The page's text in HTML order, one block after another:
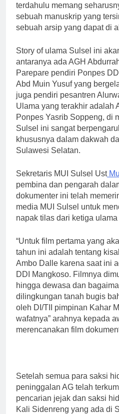
terdahulu memang
sebuah manuskrip yang
sebuah arsip yang dapat di
Story of ulama Sulsel ini
antaranya ada AGH
Parepare pendiri Ponpes
Abd Muin Yusuf yang
juga pendiri pesantren
Ulama yang terakhir adalah
Ponpes Yasrib Soppeng, di
Sulsel ini sangat
khususnya dalam dakwah
Sulawesi Selatan.
Sekretaris MUI Sulsel Ust
pembina dan pengarah
dokumenter ini telah
media MUI Sulsel untuk
napak tilas dari ketiga ulama
“Untuk film pertama yang
tahun ini adalah tentang
Ambo Dalle karena saat ini
DDI Mangkoso. Filmnya
hingga dewasa dan
dilingkungan tanah bugis
oleh DI/TII pimpinan Kahar
wafatnya” arahnya kepada
merencanakan film
Setelah semua para saksi
peninggalan AG telah
pencarian jejak dan saksi
Kali Sidenreng yang ada di